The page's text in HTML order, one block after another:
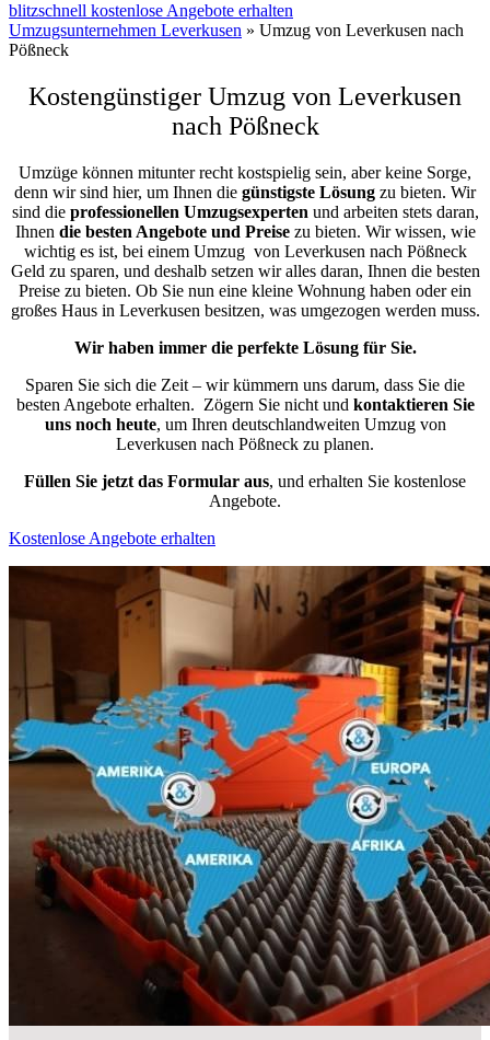
blitzschnell kostenlose Angebote erhalten
Umzugsunternehmen Leverkusen » Umzug von Leverkusen nach
Pößneck
Kostengünstiger Umzug von Leverkusen
nach Pößneck
Umzüge können mitunter recht kostspielig sein, aber keine Sorge,
denn wir sind hier, um Ihnen die günstigste Lösung zu bieten. Wir
sind die professionellen Umzugsexperten und arbeiten stets daran,
Ihnen die besten Angebote und Preisezu bieten. Wir wissen, wie
wichtig es ist, bei einem Umzug von Leverkusen nach Pößneck
Geld zu sparen, und deshalb setzen wir alles daran, Ihnen die besten
Preise zu bieten. Ob Sie nun eine kleine Wohnung haben oder ein
großes Haus in Leverkusen besitzen, was umgezogen werden muss.
Wir haben immer die perfekte Lösung für Sie.
Sparen Sie sich die Zeit – wir kümmern uns darum, dass Sie die
besten Angebote erhalten. Zögern Sie nicht und kontaktieren Sie
uns noch heute, um Ihren deutschlandweiten Umzug von
Leverkusen nach Pößneck zu planen.
Füllen Sie jetzt das Formular aus, und erhalten Sie kostenlose
Angebote.
Kostenlose Angebote erhalten